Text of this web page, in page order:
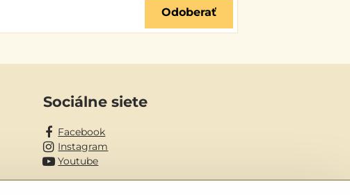
Odoberať
Sociálne siete
Facebook
Instagram
Youtube